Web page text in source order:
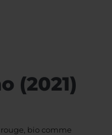
(2021)
bio comme